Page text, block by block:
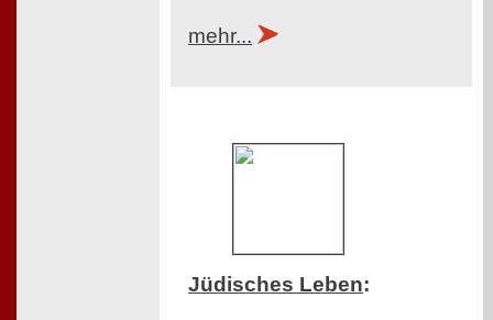
mehr...
Jüdisches Leben: